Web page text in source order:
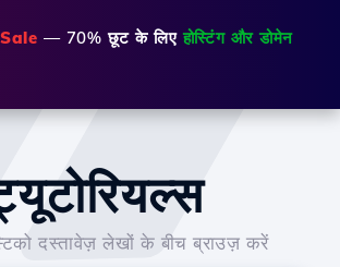
— 70% छूट के लिएहोस्टिंग और डोमेन
दस्तावेज़ लेखों के बीच ब्राउज़ करें